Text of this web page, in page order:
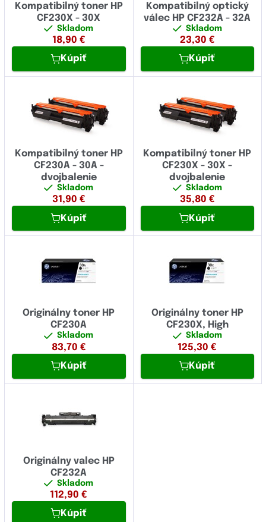
Kompatibilný toner HP
CF230X - 30X
Skladom
18,90 €
Kúpiť
Kompatibilný optický
válec HP CF232A - 32A
Skladom
23,30 €
Kúpiť
Kompatibilný toner HP
CF230A - 30A -
dvojbalenie
Skladom
31,90 €
Kúpiť
Kompatibilný toner HP
CF230X - 30X -
dvojbalenie
Skladom
35,80 €
Kúpiť
Originálny toner HP
CF230A
Skladom
83,70 €
Kúpiť
Originálny toner HP
CF230X, High
Skladom
125,30 €
Kúpiť
Originálny valec HP
CF232A
Skladom
112,90 €
Kúpiť